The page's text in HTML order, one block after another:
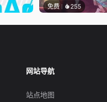
免费 255
网站导航
站点地图